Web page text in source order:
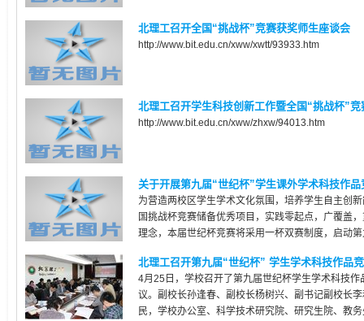
北理工召开全国“挑战杯”竞赛获奖师生座谈会
http://www.bit.edu.cn/xww/xwtt/93933.htm
北理工召开学生科技创新工作暨全国“挑战杯”竞
http://www.bit.edu.cn/xww/zhxw/94013.htm
关于开展第九届“世纪杯”学生课外学术科技作
为营造两校区学生学术文化氛围，培养学生自主创
国挑战杯竞赛储备优秀项目，实践零起点，广覆盖
理念，本届世纪杯竞赛将采用一杯双赛制度，启动第
北理工召开第九届“世纪杯” 学生学术科技作品
4月25日，学校召开了第九届世纪杯学生学术科技作
议。副校长孙逢春、副校长杨树兴、副书记副校长
民，学校办公室、科学技术研究院、研究生院、教务